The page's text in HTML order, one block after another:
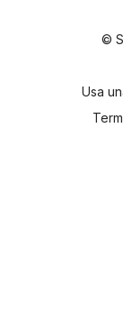
©
Usa